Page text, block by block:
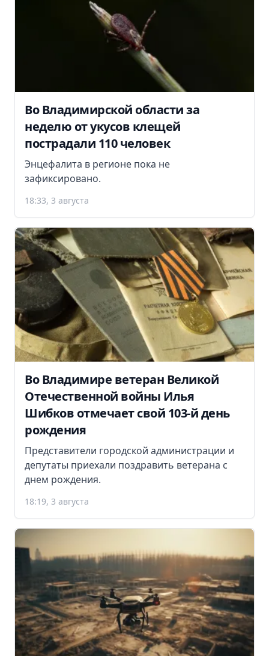
Во Владимирской области за
неделю от укусов клещей
пострадали 110 человек
Энцефалита в регионе пока не
зафиксировано.
18:33, 3 августа
Во Владимире ветеран Великой
Отечественной войны Илья
Шибков отмечает свой 103-й день
рождения
Представители городской администрации и
депутаты приехали поздравить ветерана с
днем рождения.
18:19, 3 августа